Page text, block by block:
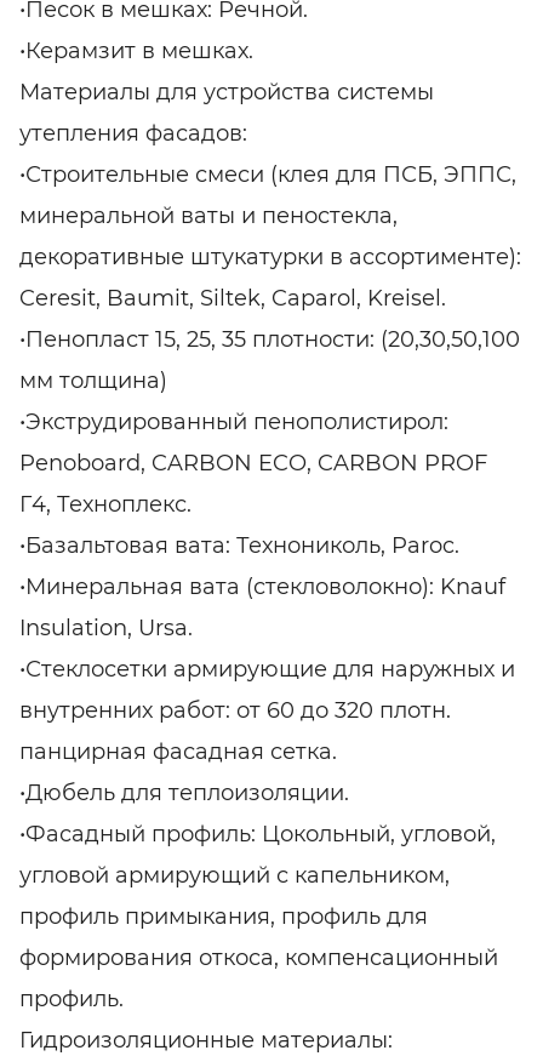
•Песок в мешках: Речной.
•Керамзит в мешках.
Материалы для устройства системы
утепления фасадов:
•Строительные смеси (клея для ПСБ, ЭППС,
минеральной ваты и пеностекла,
декоративные штукатурки в ассортименте):
Ceresit, Baumit, Siltek, Caparol, Kreisel.
•Пенопласт 15, 25, 35 плотности: (20,30,50,100
мм толщина)
•Экструдированный пенополистирол:
Penoboard, CARBON ECO, CARBON PROF
Г4, Техноплекс.
•Базальтовая вата: Технониколь, Paroc.
•Минеральная вата (стекловолокно): Knauf
Insulation, Ursa.
•Стеклосетки армирующие для наружных и
внутренних работ: от 60 до 320 плотн.
панцирная фасадная сетка.
•Дюбель для теплоизоляции.
•Фасадный профиль: Цокольный, угловой,
угловой армирующий с капельником,
профиль примыкания, профиль для
формирования откоса, компенсационный
профиль.
Гидроизоляционные материалы: